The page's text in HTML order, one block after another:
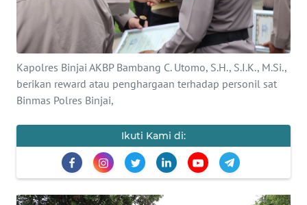
Kapolres Binjai AKBP Bambang C. Utomo, S.H., S.I.K., M.Si.,
berikan reward atau penghargaan terhadap personil sat
Binmas Polres Binjai,
Ikuti Kami di:
TENTANG
KAMI
PEDOMAN
MEDIA
SIBER
REDAKSI
KARIR